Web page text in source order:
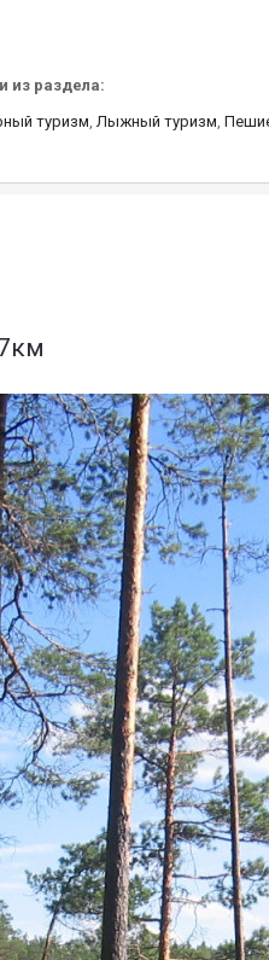
из раздела:
туризм,Лыжный туризм,